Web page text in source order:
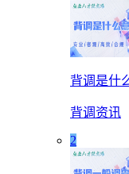
背调是什
背调资讯
2